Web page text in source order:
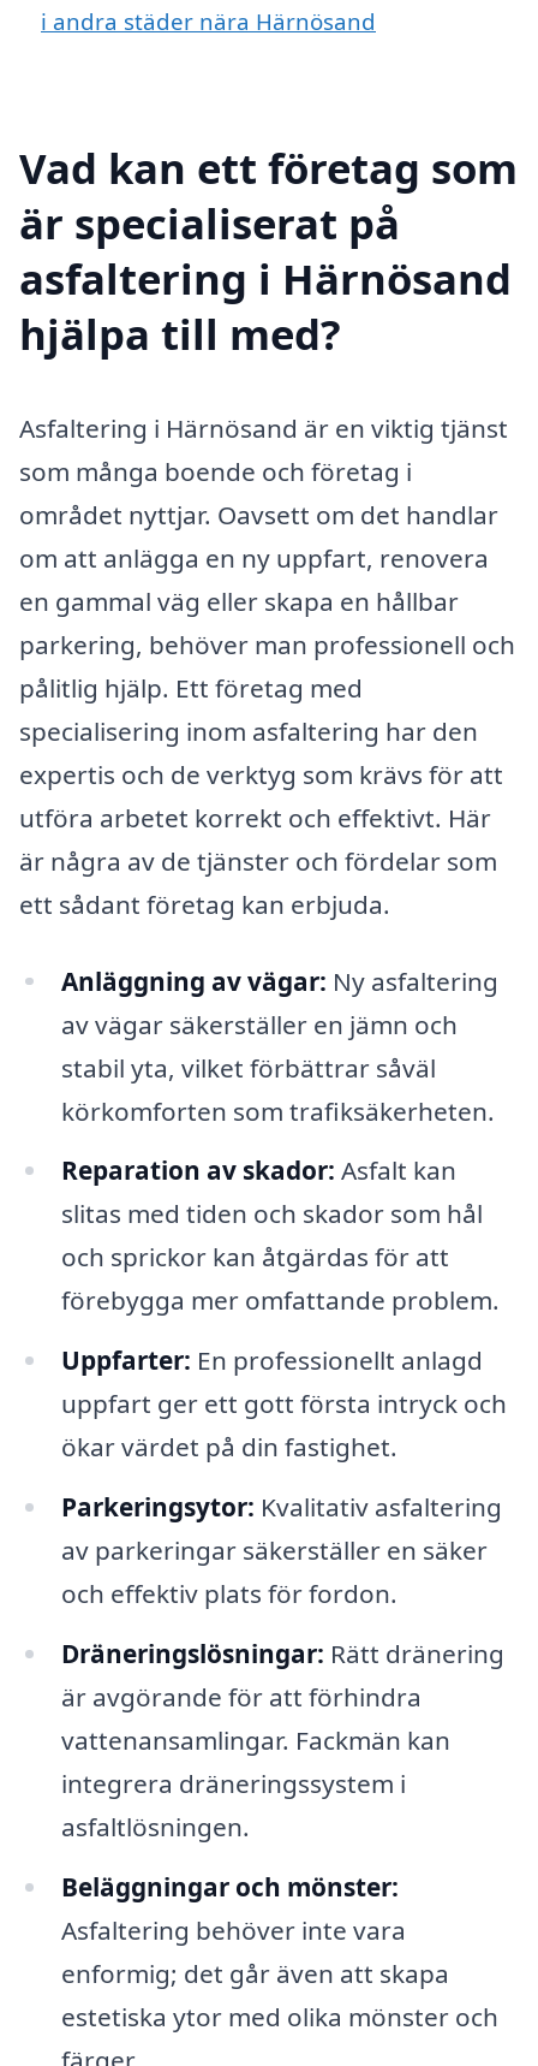
i andra städer nära Härnösand
Vad kan ett företag som
är specialiserat på
asfaltering i Härnösand
hjälpa till med?
Asfaltering i Härnösand är en viktig tjänst
som många boende och företag i
området nyttjar. Oavsett om det handlar
om att anlägga en ny uppfart, renovera
en gammal väg eller skapa en hållbar
parkering, behöver man professionell och
pålitlig hjälp. Ett företag med
specialisering inom asfaltering har den
expertis och de verktyg som krävs för att
utföra arbetet korrekt och effektivt. Här
är några av de tjänster och fördelar som
ett sådant företag kan erbjuda.
Anläggning av vägar: Ny asfaltering
av vägar säkerställer en jämn och
stabil yta, vilket förbättrar såväl
körkomforten som trafiksäkerheten.
Reparation av skador: Asfalt kan
slitas med tiden och skador som hål
och sprickor kan åtgärdas för att
förebygga mer omfattande problem.
Uppfarter: En professionellt anlagd
uppfart ger ett gott första intryck och
ökar värdet på din fastighet.
Parkeringsytor: Kvalitativ asfaltering
av parkeringar säkerställer en säker
och effektiv plats för fordon.
Dräneringslösningar: Rätt dränering
är avgörande för att förhindra
vattenansamlingar. Fackmän kan
integrera dräneringssystem i
asfaltlösningen.
Beläggningar och mönster:
Asfaltering behöver inte vara
enformig; det går även att skapa
estetiska ytor med olika mönster och